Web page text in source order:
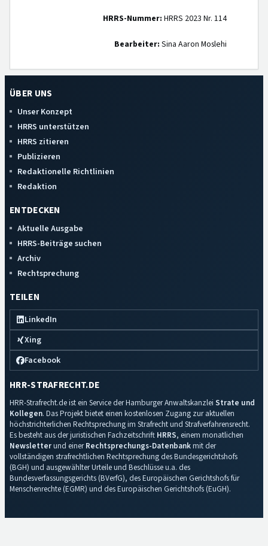
HRRS-Nummer: HRRS 2023 Nr. 114
Bearbeiter: Sina Aaron Moslehi
ÜBER UNS
Unser Konzept
HRRS unterstützen
HRRS zitieren
Publizieren
Redaktionelle Richtlinien
Redaktion
ENTDECKEN
Aktuelle Ausgabe
HRRS-Beiträge suchen
Archiv
Rechtsprechung
TEILEN
LinkedIn
Xing
Facebook
HRR-STRAFRECHT.DE
HRR-Strafrecht.de ist ein Service der Hamburger Anwaltskanzlei Strate und
Kollegen. Das Projekt bietet einen kostenlosen Zugang zur aktuellen
höchstrichterlichen Rechtsprechung im Strafrecht und Strafverfahrensrecht.
Es besteht aus der juristischen Fachzeitschrift HRRS, einem monatlichen
Newsletterund einerRechtsprechungs-Datenbankmit der
vollständigen strafrechtlichen Rechtsprechung des Bundesgerichtshofs
(BGH) und ausgewählter Urteile und Beschlüsse u.a. des
Bundesverfassungsgerichts (BVerfG), des Europäischen Gerichtshofs für
Menschenrechte (EGMR) und des Europäischen Gerichtshofs (EuGH).